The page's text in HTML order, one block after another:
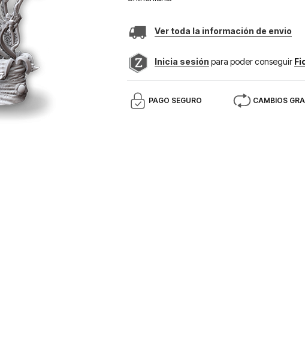
Ver toda la información de envio
Inicia sesión para poder conseguir
PAGO SEGURO CAMBIOS